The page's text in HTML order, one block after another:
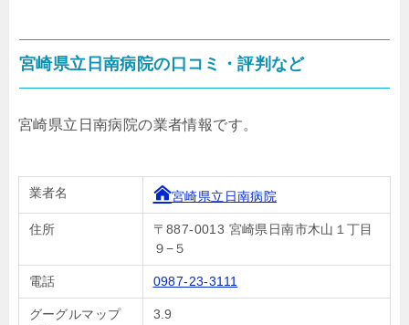
宮崎県立日南病院の口コミ・評判など
宮崎県立日南病院の業者情報です。
業者名 宮崎県立日南病院
住所
〒887-0013 宮崎県日南市木山１丁目
９−５
電話 0987-23-3111
グーグルマップ
3.9